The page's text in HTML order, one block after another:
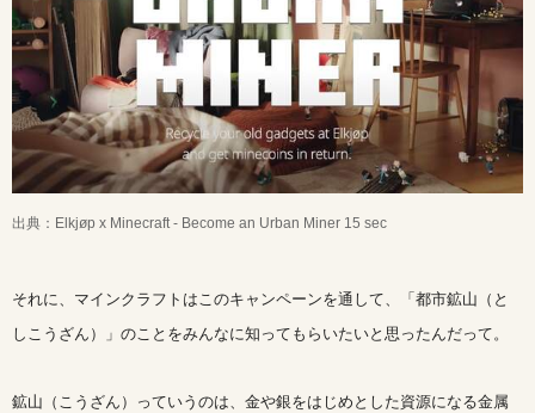
出典：Elkjøp x Minecraft - Become an Urban Miner 15 sec
それに、マインクラフトはこのキャンペーンを通して、「都市鉱山（と
しこうざん）」のことをみんなに知ってもらいたいと思ったんだって。
鉱山（こうざん）っていうのは、金や銀をはじめとした資源になる金属